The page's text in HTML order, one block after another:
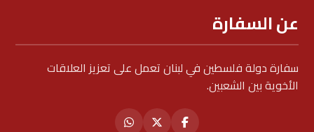
عن السفارة
سفارة دولة فلسطين في لبنان تعمل على تعزيز العلاقات
الأخوية بين الشعبين.